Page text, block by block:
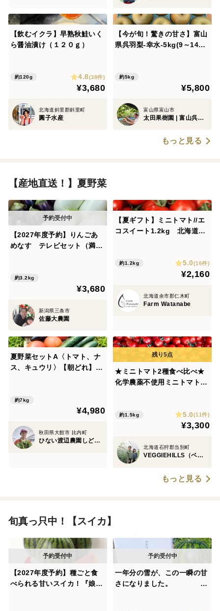
【飲むイクラ】早熟秋鮭いく
ら醤油漬け（１２０ｇ）
約120g 4.8(38件)
¥3,680
北海道斜里郡斜里町
圓子水産
【今が旬！驚きの甘さ】富山
県呉羽梨-幸水-5kg(9～14
約5kg
¥5,800
富山県富山市
太田果樹園 | 富山呉羽の梨
もっと見る
【産地直送！】夏野菜
【2027年度予約】りんごあ
めなす テレビセット（満天
約3.2kg
¥3,680
新潟県三条市
佐藤大農園
【夏ギフト】ミニトマト//エ
コスイート1.2kg 北海道仁
約1.2kg 5.0(16件)
¥2,160
北海道余市郡仁木町
Farm Watanabe
夏野菜セットA〈トマト、ナ
ス、キュウリ〉【朝どれ】
約7kg
¥4,980
秋田県大館市 比内町
ひない渡辺農園しどけ村
★ミニトマト2種食べ比べ★
化学農薬不使用ミニトマト、
約1.5kg 5.0(11件)
¥3,300
北海道石狩郡当別町
VEGGIEHILLS（ベジヒルズ）
もっと見る
旬真っ只中！【スイカ】
【2027年度予約】種ごと食
べられる甘いスイカ！『娘S
一年分の雪が、この一瞬の甘
さになりました。